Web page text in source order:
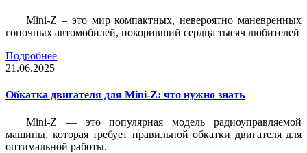
Mini-Z – это мир компактных, невероятно маневренных
гоночных автомобилей, покоривший сердца тысяч любителей
Подробнее
21.06.2025
Обкатка двигателя для Mini-Z: что нужно знать
Mini-Z — это популярная модель радиоуправляемой
машины, которая требует правильной обкатки двигателя для
оптимальной работы.